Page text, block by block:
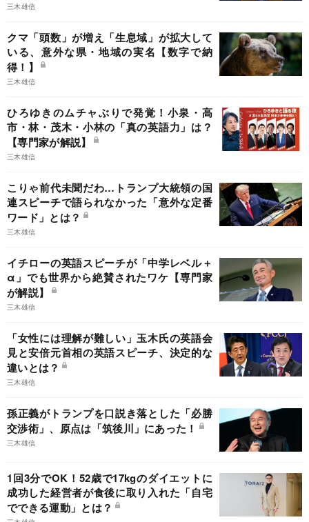
三木雄信
クマ「頭数」が増え「生息域」が拡大して
いる、意外な県・地域の実名【数字で納
得！】
三木雄信
ひろゆきのムチャぶりで発覚！小泉・高
市・林・茂木・小林の「真の英語力」は？
【専門家が解説】
三木雄信
こりゃ前代未聞だわ…トランプ大統領の国
連スピーチで語られなかった「意外な定番
ワード」とは？
三木雄信
イチローの英語スピーチが「中学レベル＋
α」でも世界から絶賛されたワケ【専門家
が解説】
三木雄信
「女性には理解が難しい」玉木氏の英語会
見と安倍元首相の英語スピーチ、決定的な
違いとは？
三木雄信
孫正義がトランプを口説き落とした「必勝
交渉術」、原点は「筑後川」にあった！
三木雄信
1回3分でOK！52歳で17kgのダイエットに
成功した経営者が食後に取り入れた「自宅
でできる運動」とは？